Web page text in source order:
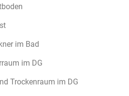
im Bad
im DG
Trockenraum im DG